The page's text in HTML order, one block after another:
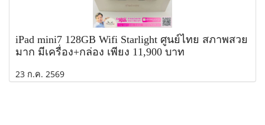
iPad mini7 128GB Wifi Starlight ศูนย์ไทย สภาพสวย
มาก มีเครื่อง+กล่อง เพียง 11,900 บาท
23 ก.ค. 2569